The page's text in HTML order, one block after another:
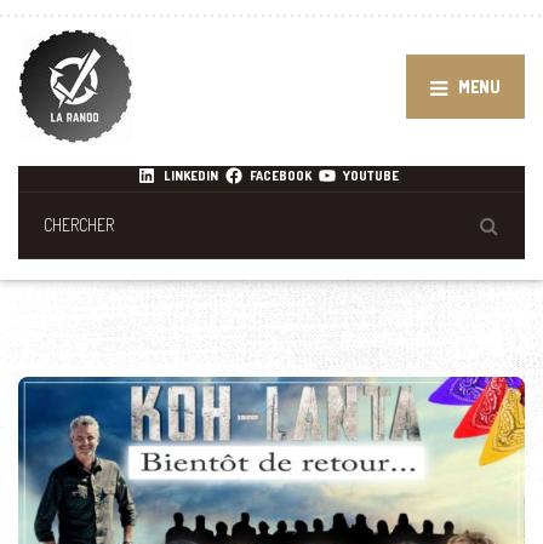
MENU
LINKEDIN FACEBOOK YOUTUBE